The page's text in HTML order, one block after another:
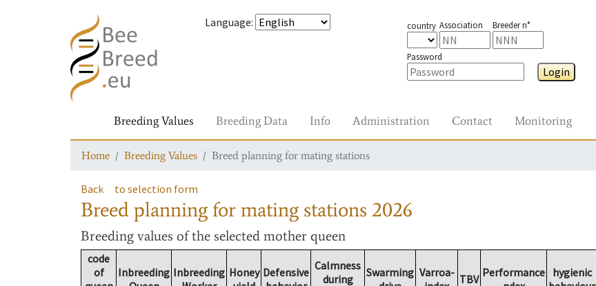
Language: country Association Breeder n°
Password
Login
Breeding Values Breeding Data Info Administration Contact Monitoring
Home Breeding Values Breed planning for mating stations
Back to selection form
Breed planning for mating stations 2026
Breeding values of the selected mother queen
code
of
Inbreeding Inbreeding Honey Defensive Calmness
during
Swarming Varroa- TBV Performance hygienic